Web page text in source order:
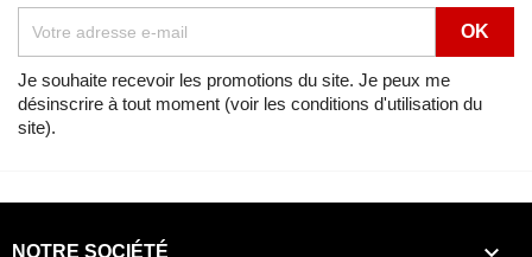
Je souhaite recevoir les promotions du site. Je peux me
désinscrire à tout moment (voir les conditions d'utilisation du
site).
NOTRE SOCIÉTÉ